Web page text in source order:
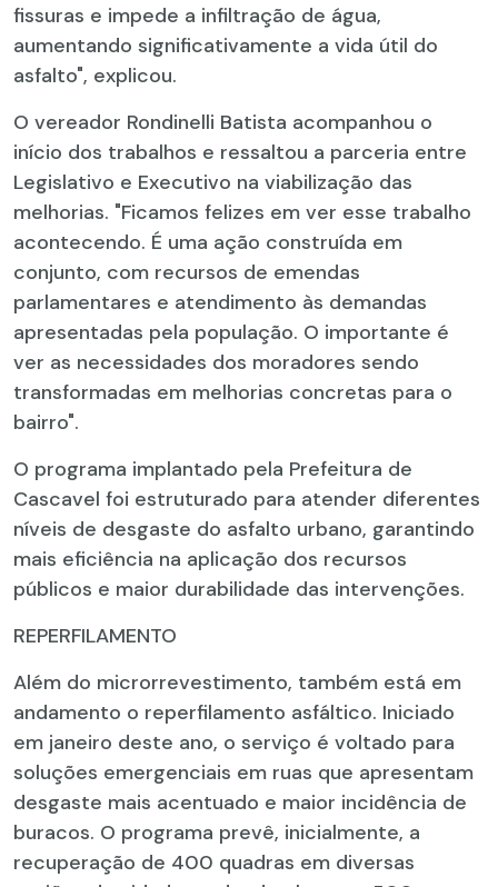
fissuras e impede a infiltração de água,
aumentando significativamente a vida útil do
asfalto", explicou.
O vereador Rondinelli Batista acompanhou o
início dos trabalhos e ressaltou a parceria entre
Legislativo e Executivo na viabilização das
melhorias. "Ficamos felizes em ver esse trabalho
acontecendo. É uma ação construída em
conjunto, com recursos de emendas
parlamentares e atendimento às demandas
apresentadas pela população. O importante é
ver as necessidades dos moradores sendo
transformadas em melhorias concretas para o
bairro".
O programa implantado pela Prefeitura de
Cascavel foi estruturado para atender diferentes
níveis de desgaste do asfalto urbano, garantindo
mais eficiência na aplicação dos recursos
públicos e maior durabilidade das intervenções.
REPERFILAMENTO
Além do microrrevestimento, também está em
andamento o reperfilamento asfáltico. Iniciado
em janeiro deste ano, o serviço é voltado para
soluções emergenciais em ruas que apresentam
desgaste mais acentuado e maior incidência de
buracos. O programa prevê, inicialmente, a
recuperação de 400 quadras em diversas